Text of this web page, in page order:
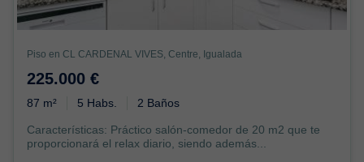
Piso en CL CARDENAL VIVES, Centre, Igualada
225.000 €
87 m² 5 Habs. 2 Baños
Características: Práctico salón-comedor de 20 m2 que te
proporcionará el relax diario, siendo además...